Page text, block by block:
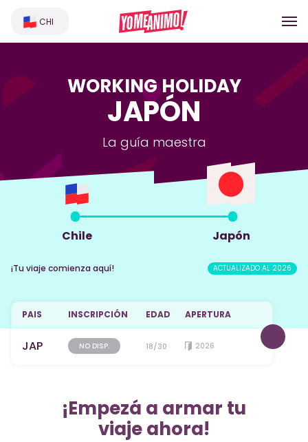
CHI
WORKING HOLIDAY
JAPÓN
La guía maestra
Chile Japón
¡Tu viaje comienza aquí! ACTUALIZADO AL 2026
PAIS INSCRIPCIÓN EDAD APERTURA
JAP NO DISP. 18/30 2026
¡Empezá a armar tu
viaje ahora!